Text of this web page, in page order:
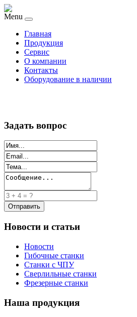
Menu
Главная
Продукция
Сервис
О компании
Контакты
Оборудование в наличии
Задать вопрос
Новости и статьи
Новости
Гибочные станки
Станки с ЧПУ
Сверлильные станки
Фрезерные станки
Наша продукция